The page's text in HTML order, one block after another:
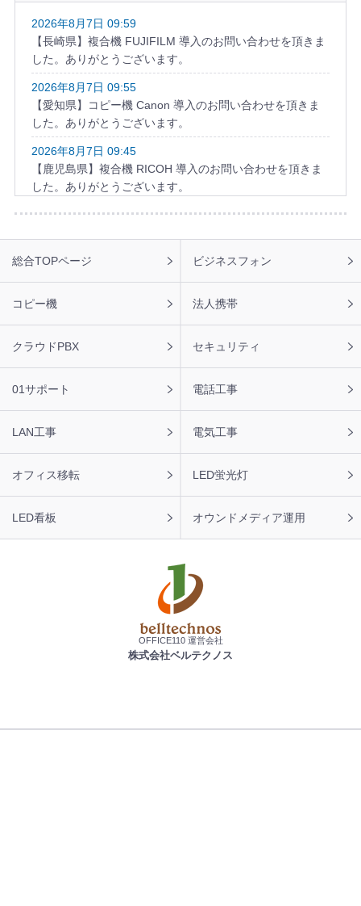
2026年8月7日 09:59
【長崎県】複合機 FUJIFILM 導入のお問い合わせを頂きま
した。ありがとうございます。
2026年8月7日 09:55
【愛知県】コピー機 Canon 導入のお問い合わせを頂きま
した。ありがとうございます。
2026年8月7日 09:45
【鹿児島県】複合機 RICOH 導入のお問い合わせを頂きま
した。ありがとうございます。
ッ
タ
総合TOPページ ビジネスフォン
コピー機 法人携帯
クラウドPBX セキュリティ
01サポート 電話工事
LAN工事 電気工事
オフィス移転 LED蛍光灯
LED看板 オウンドメディア運用
OFFICE110 運営会社
株式会社ベルテクノス